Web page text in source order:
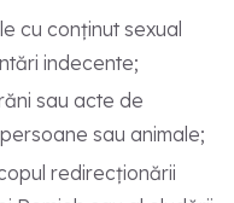
cu conținut sexual
indecente;
sau acte de
sau animale;
redirecționării